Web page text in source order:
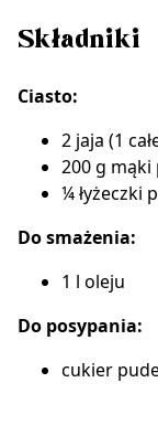
Składniki
Ciasto:
2 jaja (1
200 g mąki
¼ łyżeczki
Do smażenia:
1 l oleju
Do posypania:
cukier